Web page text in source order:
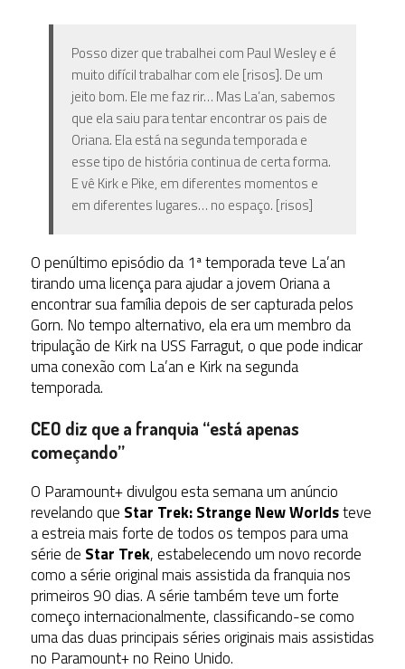
Posso dizer que trabalhei com Paul Wesley e é
muito difícil trabalhar com ele [risos]. De um
jeito bom. Ele me faz rir… Mas La’an, sabemos
que ela saiu para tentar encontrar os pais de
Oriana. Ela está na segunda temporada e
esse tipo de história continua de certa forma.
E vê Kirk e Pike, em diferentes momentos e
em diferentes lugares… no espaço. [risos]
O penúltimo episódio da 1ª temporada teve La’an
tirando uma licença para ajudar a jovem Oriana a
encontrar sua família depois de ser capturada pelos
Gorn. No tempo alternativo, ela era um membro da
tripulação de Kirk na USS Farragut, o que pode indicar
uma conexão com La’an e Kirk na segunda
temporada.
CEO diz que a franquia “está apenas
começando”
O Paramount+ divulgou esta semana um anúncio
revelando que Star Trek: Strange New Worldsteve
a estreia mais forte de todos os tempos para uma
série de Star Trek, estabelecendo um novo recorde
como a série original mais assistida da franquia nos
primeiros 90 dias. A série também teve um forte
começo internacionalmente, classificando-se como
uma das duas principais séries originais mais assistidas
no Paramount+ no Reino Unido.